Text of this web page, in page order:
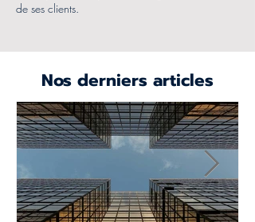
de ses clients.
Nos derniers articles